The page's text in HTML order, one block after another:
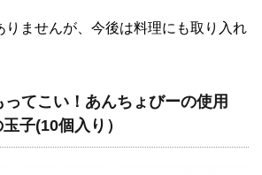
りませんが、今後は料理にも取り入れ
てこい！あんちょびーの使用
子(10個入り）